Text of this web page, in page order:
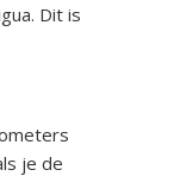
Dit is
je de